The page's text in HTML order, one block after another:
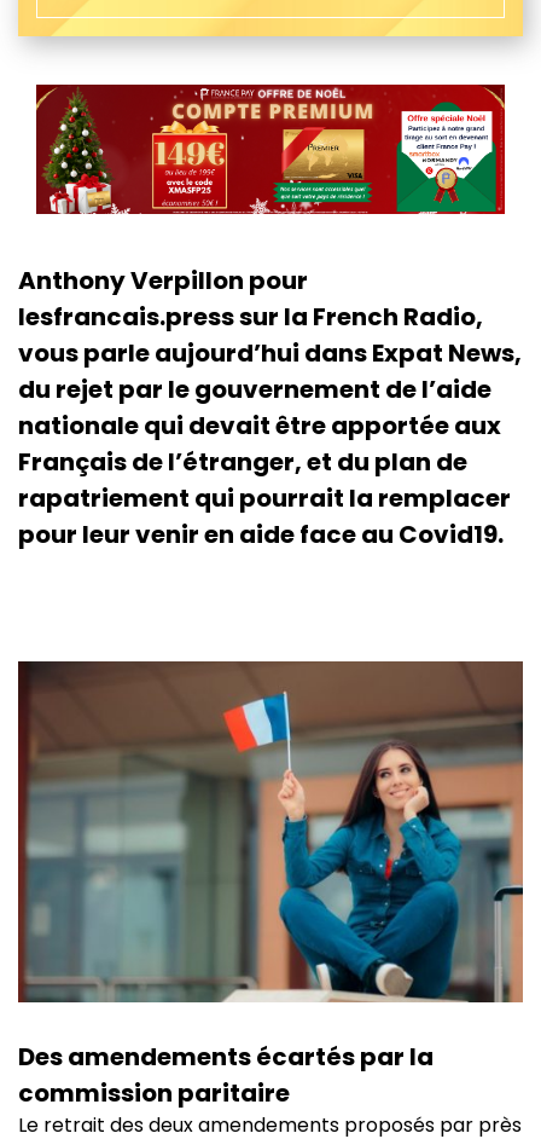
Anthony Verpillon pour
lesfrancais.press sur la French Radio,
vous parle aujourd’hui dans Expat News,
du rejet par le gouvernement de l’aide
nationale qui devait être apportée aux
Français de l’étranger, et du plan de
rapatriement qui pourrait la remplacer
pour leur venir en aide face au Covid19.
Des amendements écartés par la
commission paritaire
Le retrait des deux amendements proposés par près